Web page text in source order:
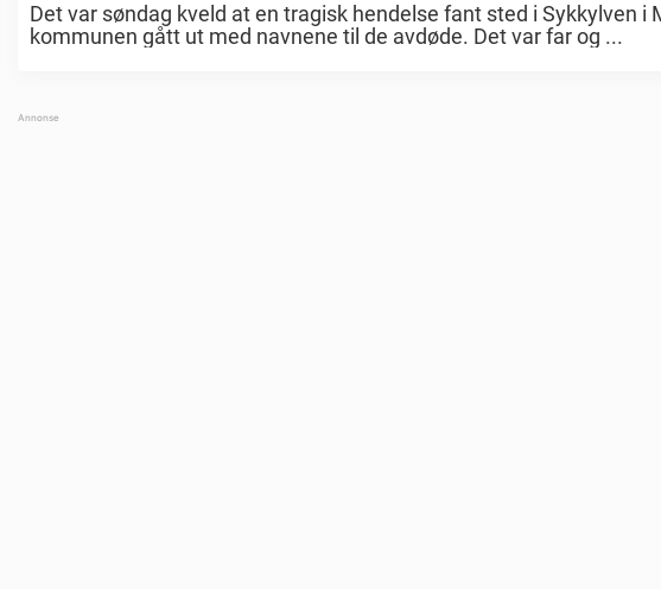
Det var søndag kveld at en tragisk hendelse fant sted i Sykkylven
kommunen gått ut med navnene til de avdøde. Det var far og ...